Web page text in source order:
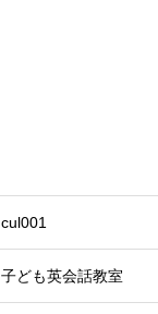
cul001
子ども英会話教室